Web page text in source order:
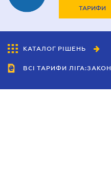
ТАРИФИ
КАТАЛОГ РІШЕНЬ
ВСІ ТАРИФИ ЛІГА:ЗАКОН